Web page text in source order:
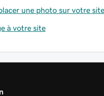
une photo sur votre
à votre site